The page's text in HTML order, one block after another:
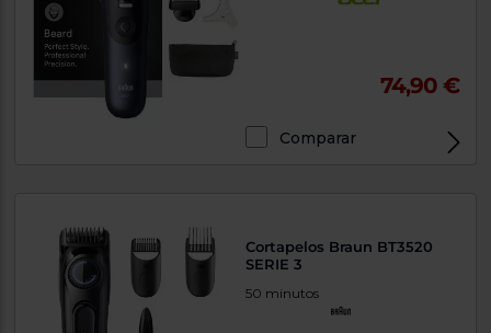
74,90 €
Comparar
Cortapelos Braun BT3520
SERIE 3
50 minutos